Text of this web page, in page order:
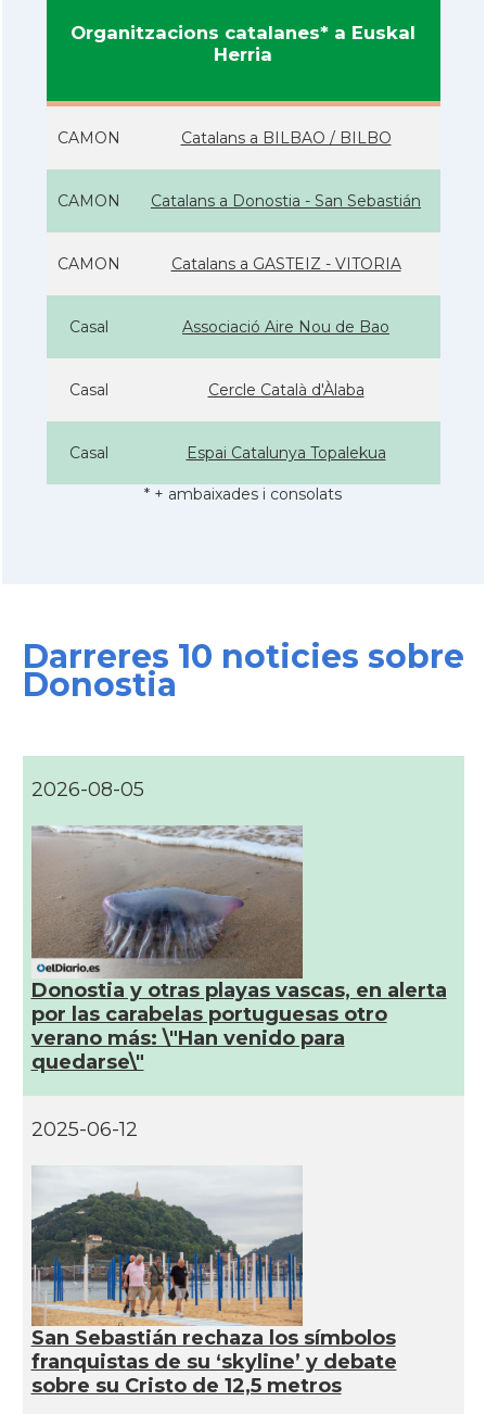
Organitzacions catalanes* a Euskal
Herria
CAMON Catalans a BILBAO / BILBO
CAMON Catalans a Donostia - San Sebastián
CAMON Catalans a GASTEIZ - VITORIA
Casal Associació Aire Nou de Bao
Casal Cercle Català d'Àlaba
Casal Espai Catalunya Topalekua
* + ambaixades i consolats
Darreres 10 noticies sobre
Donostia
2026-08-05
Donostia y otras playas vascas, en alerta
por las carabelas portuguesas otro
verano más: \"Han venido para
quedarse\"
2025-06-12
San Sebastián rechaza los símbolos
franquistas de su ‘skyline’ y debate
sobre su Cristo de 12,5 metros